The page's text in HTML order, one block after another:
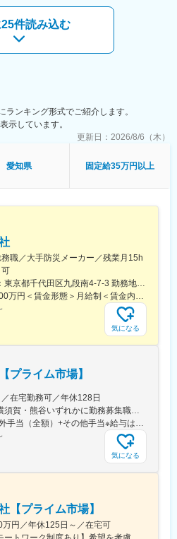
を高め世界No.1のシステムエンジニア
ています。
工場の生産ラインビルダーとして認知
ズにおける技術支援および導入後のア
顧客の開発プロセス調査、および営業
に実施したいシミュレーション（例え
どを考慮した自動運転シミュレーショ
リングします。当社の幅広い製品をどの
できるかを検討し、提案します。
知識を習得し、オールラウンドなエンジ
門の先行開発に関わるエンジニアが中
開発に関わることが可能です
しているため、完成車メーカーなどと
渉が可能です。
業務
件読み込む
ンキング形式でご紹介します。
示しています。
更新日： 2026/8/6（木）
愛知県 固定給35万円以上
職／大手防災メーカー／残業月15h
気になる
プライム市場】
在宅勤務可／年休128日
気になる
【プライム市場】
円／年休125日～／在宅可